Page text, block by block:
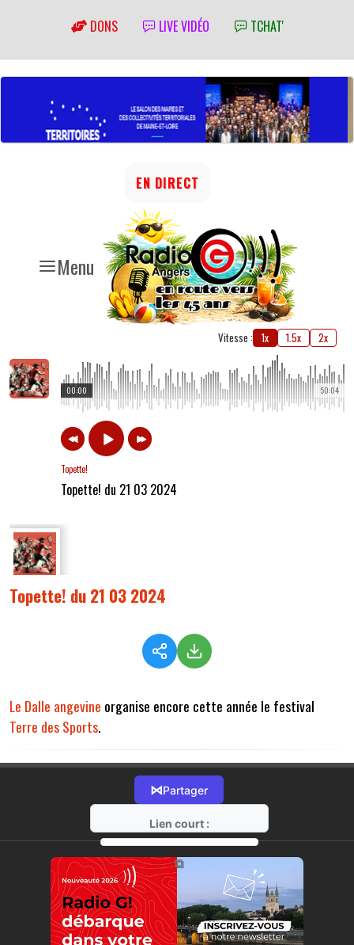
DONS LIVE VIDÉO TCHAT'
Menu
EN DIRECT
Vitesse : 1x 1.5x 2x
50:04
00:00
Topette!
Topette! du 21 03 2024
Topette! du 21 03 2024
Le Dalle angevine organise encore cette année le festival
Terre des Sports.
⋈Partager
Lien court :
https://radio-g.fr?14227
⧉